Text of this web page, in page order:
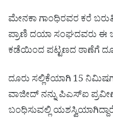
ಮೇನಕಾ ಗಾಂಧಿರವರ ಕರೆ
ಪ್ರಾಣಿ ದಯಾ ಸಂಘದವರು ಈ
ಕಡೆಯಿಂದ ಪಟ್ಟಣದ ಠಾಣೆಗೆ
ದೂರು ಸಲ್ಲಿಕೆಯಾಗಿ 15
ವಾಜೀದ್ ನನ್ನು ಪಿಎಸ್‌ಐ
ಬಂಧಿಸುವಲ್ಲಿ